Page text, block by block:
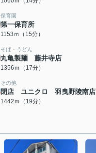
保育園
第一保育所
1153ｍ（15分）
そば・うどん
丸亀製麺 藤井寺店
1356ｍ（17分）
その他
閉店 ユニクロ 羽曳野陵南店
1442ｍ（19分）